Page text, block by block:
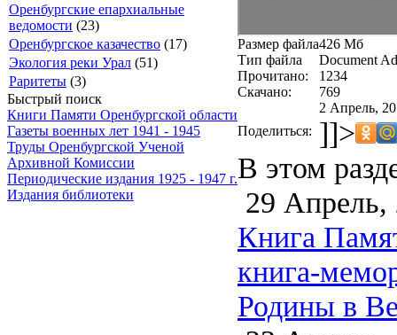
Оренбургские епархиальные
ведомости (23)
Оренбургское казачество (17)
Экология реки Урал (51)
Раритеты (3)
Быстрый поиск
Книги Памяти Оренбургской области
Газеты военных лет 1941 - 1945
Труды Оренбургской Ученой
Архивной Комиссии
Периодические издания 1925 - 1947 г.
Издания библиотеки
Размер файла426 Мб
Тип файла
Document
Прочитано:
1234
Скачано:
769
2 Апрель,
Поделиться: ]]>
В этом
29 Апрель,
Книга
книга-
Родины в